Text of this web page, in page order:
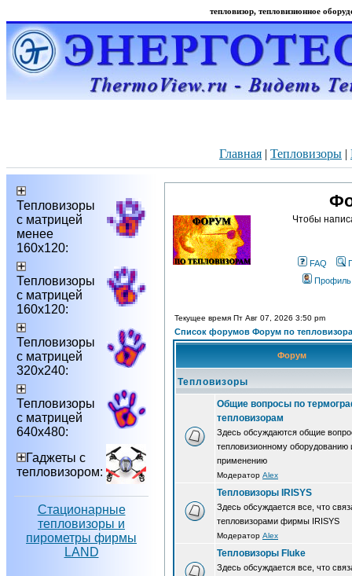
тепловизор, тепловизионное
Главная | Тепловизоры |
Тепловизоры
с матрицей
менее
160х120:
Тепловизоры
с матрицей
160х120:
Тепловизоры
с матрицей
320х240:
Тепловизоры
с матрицей
640х480:
Гаджеты с
тепловизором:
Стационарные
тепловизоры и
пирометры фирмы
LAND
Чтобы
FAQ
Профиль
Текущее время Пт Авг 07, 2026 3:50 pm
Список форумов Форум по
Форум
Тепловизоры
Общие вопросы по
тепловизорам
Здесь обсуждаются общие
тепловизионному оборудованию
применению
Модератор Alex
Тепловизоры IRISYS
Здесь обсуждается все, что
тепловизорами фирмы IRISYS
Модератор Alex
Тепловизоры Fluke
Здесь обсуждается все, что